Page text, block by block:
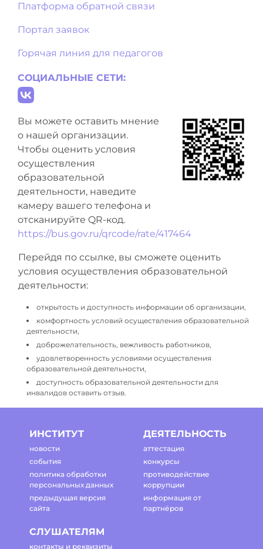
Платформа обратной связи
Портал заявок
Горячая линия для педагогов
СОЦИАЛЬНЫЕ СЕТИ:
Вы можете оставить мнение
о нашей организации.
Чтобы оценить условия
осуществления
образовательной
деятельности, наведите
камеру вашего телефона и
отсканируйте QR-код.
https://bus.gov.ru/qrcode/rate/417464
Перейдя по ссылке, вы сможете оценить
условия осуществления образовательной
деятельности:
открытость и доступность информации об организации,
комфортность условий осуществления образовательной
деятельности,
доброжелательность, вежливость работников,
удовлетворенность условиями осуществления
образовательной деятельности,
доступность образовательной деятельности для
инвалидов оставить отзыв.
ИНСТИТУТ
новости
события
политика обработки
персональных данных
предыдущая версия
сайта
ДЕЯТЕЛЬНОСТЬ
аттестация
конкурсы
противодействие
коррупции
информация от
партнёров
СЛУШАТЕЛЯМ
контакты и реквизиты